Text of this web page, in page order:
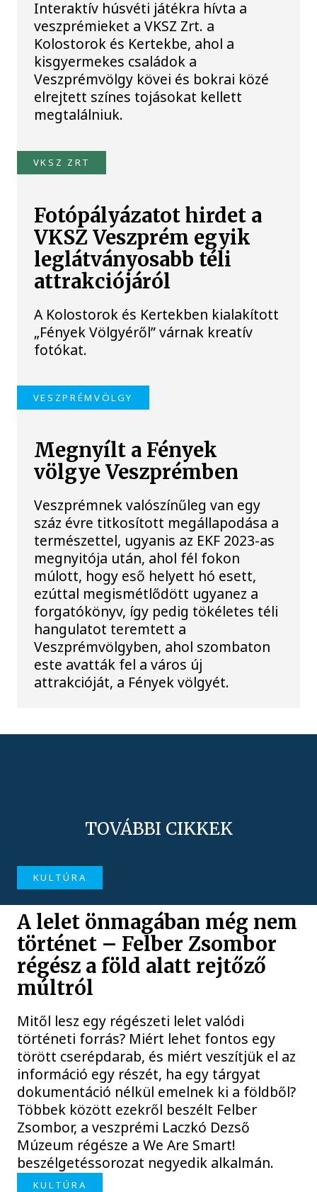
Interaktív húsvéti játékra hívta a
veszprémieket a VKSZ Zrt. a
Kolostorok és Kertekbe, ahol a
kisgyermekes családok a
Veszprémvölgy kövei és bokrai közé
elrejtett színes tojásokat kellett
megtalálniuk.
VKSZ ZRT
Fotópályázatot hirdet a
VKSZ Veszprém egyik
leglátványosabb téli
attrakciójáról
A Kolostorok és Kertekben kialakított
„Fények Völgyéről” várnak kreatív
fotókat.
VESZPRÉMVÖLGY
Megnyílt a Fények
völgye Veszprémben
Veszprémnek valószínűleg van egy
száz évre titkosított megállapodása a
természettel, ugyanis az EKF 2023-as
megnyitója után, ahol fél fokon
múlott, hogy eső helyett hó esett,
ezúttal megismétlődött ugyanez a
forgatókönyv, így pedig tökéletes téli
hangulatot teremtett a
Veszprémvölgyben, ahol szombaton
este avatták fel a város új
attrakcióját, a Fények völgyét.
TOVÁBBI CIKKEK
KULTÚRA
A lelet önmagában még nem
történet – Felber Zsombor
régész a föld alatt rejtőző
múltról
Mitől lesz egy régészeti lelet valódi
történeti forrás? Miért lehet fontos egy
törött cserépdarab, és miért veszítjük el az
információ egy részét, ha egy tárgyat
dokumentáció nélkül emelnek ki a földből?
Többek között ezekről beszélt Felber
Zsombor, a veszprémi Laczkó Dezső
Múzeum régésze a We Are Smart!
beszélgetéssorozat negyedik alkalmán.
KULTÚRA